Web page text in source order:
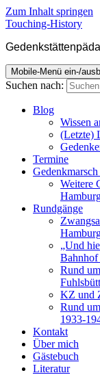
Zum Inhalt springen
Touching-History
Mobile-Menü ein-/
Suchen nach:
Blog
Wissen
(Letzte)
Termine
Weitere
Rundgänge
„Und
Bahnhof
Rund
KZ und
Rund
1933-
Kontakt
Über mich
Gästebuch
Literatur